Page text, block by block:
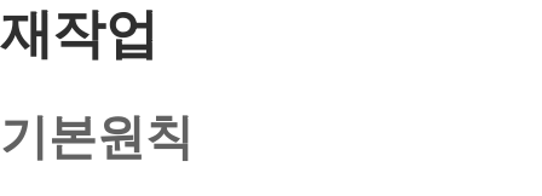
재작업
기본원칙